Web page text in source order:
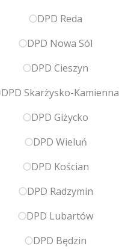
DPD Reda
DPD Nowa Sól
DPD Cieszyn
DPD Skarżysko-Kamienna
DPD Giżycko
DPD Wieluń
DPD Kościan
DPD Radzymin
DPD Lubartów
DPD Będzin